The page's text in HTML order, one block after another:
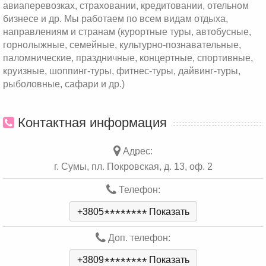
авиаперевозках, страховании, кредитовании, отельном
бизнесе и др. Мы работаем по всем видам отдыха,
направлениям и странам (курортные туры, автобусные,
горнолыжные, семейные, культурно-познавательные,
паломнические, праздничные, концертные, спортивные,
круизные, шоппинг-туры, фитнес-туры, дайвинг-туры,
рыболовные, сафари и др.)
Контактная информация
Адрес:
г. Сумы, пл. Покровская, д. 13, оф. 2
Телефон:
+3805******** Показать
Доп. телефон:
+3809******** Показать